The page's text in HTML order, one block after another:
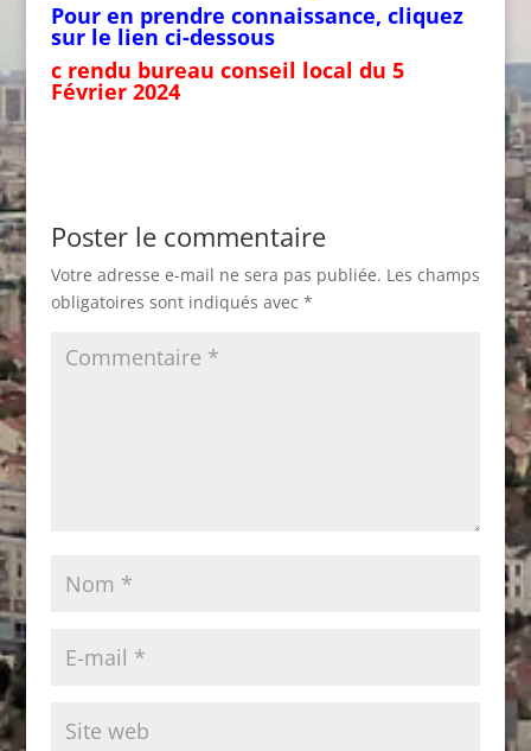
Pour en prendre connaissance, cliquez
sur le lien ci-dessous
c rendu bureau conseil local du 5
Février 2024
Poster le commentaire
Votre adresse e-mail ne sera pas publiée. Les champs
obligatoires sont indiqués avec *